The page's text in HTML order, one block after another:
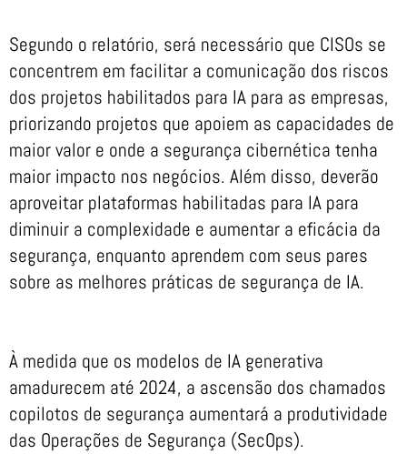
Segundo o relatório, será necessário que CISOs se
concentrem em facilitar a comunicação dos riscos
dos projetos habilitados para IA para as empresas,
priorizando projetos que apoiem as capacidades de
maior valor e onde a segurança cibernética tenha
maior impacto nos negócios. Além disso, deverão
aproveitar plataformas habilitadas para IA para
diminuir a complexidade e aumentar a eficácia da
segurança, enquanto aprendem com seus pares
sobre as melhores práticas de segurança de IA.
À medida que os modelos de IA generativa
amadurecem até 2024, a ascensão dos chamados
copilotos de segurança aumentará a produtividade
das Operações de Segurança (SecOps).